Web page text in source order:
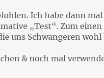
Ich habe dann
„Test“. Zum
uns Schwangeren
& noch mal